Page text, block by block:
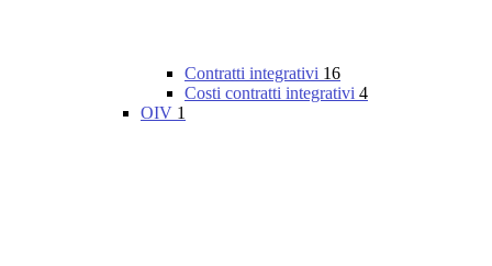
Contratti integrativi 16
Costi contratti integrativi 4
OIV 1